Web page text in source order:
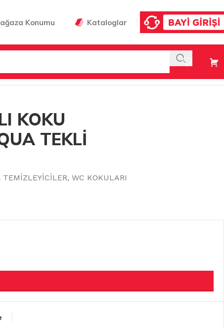
Konumu Kataloglar
KOKU
TEKLİ
TEMİZLEYİCİLER, WC KOKULARI